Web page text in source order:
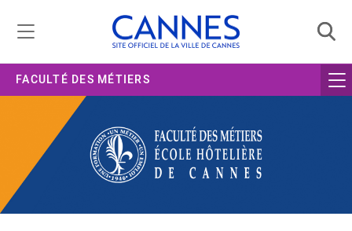
FACULTÉ DES MÉTIERS